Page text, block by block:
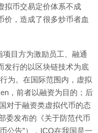
拟币交易定价体系不成
价，造成了很多炒币者血
目方为激励员工、融通
发行的以区块链技术为底
为。在国际范围内，虚拟
，前者以融资为目的；后
对于融资类虚拟代币的态
委发布的《关于防范代币
公告”），ICO在我国是一